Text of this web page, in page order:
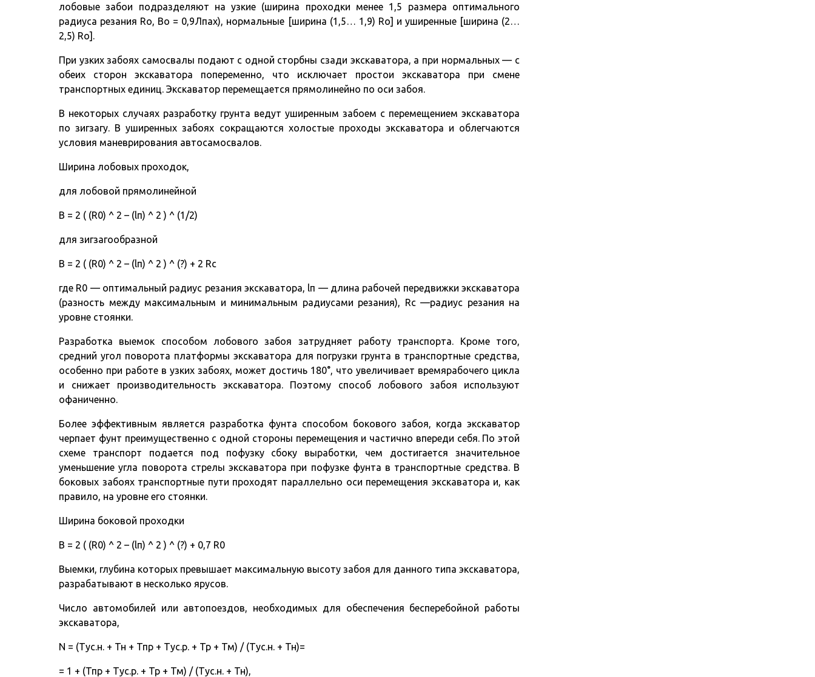
лобовые забои подразделяют на узкие (ширина проходки менее 1,5 размера оптимального
радиуса резания Ro, Во = 0,9Лпах), нормальные [ширина (1,5… 1,9) Ro] и уширенные [ширина (2…
2,5) Rо].
При узких забоях самосвалы подают с одной сторбны сзади экскаватора, а при нормальных — с
обеих сторон экскаватора попеременно, что исключает простои экскаватора при смене
транспортных единиц. Экскаватор перемещается прямолинейно по оси забоя.
В некоторых случаях разработку грунта ведут уширенным забоем с перемещением экскаватора
по зигзагу. В уширенных забоях сокращаются холостые проходы экскаватора и облегчаются
условия маневрирования автосамосвалов.
Ширина лобовых проходок,
для лобовой прямолинейной
B = 2 ( (R0) ^ 2 – (lп) ^ 2 ) ^ (1/2)
для зигзагообразной
B = 2 ( (R0) ^ 2 – (lп) ^ 2 ) ^ (?) + 2 Rc
где R0 — оптимальный радиус резания экскаватора, lп — длина рабочей передвижки экскаватора
(разность между максимальным и минимальным радиусами резания), Rс —радиус резания на
уровне стоянки.
Разработка выемок способом лобового забоя затрудняет работу транспорта. Кроме того,
средний угол поворота платформы экскаватора для погрузки грунта в транспортные средства,
особенно при работе в узких забоях, может достичь 180°, что увеличивает времярабочего цикла
и снижает производительность экскаватора. Поэтому способ лобового забоя используют
офаниченно.
Более эффективным является разработка фунта способом бокового забоя, когда экскаватор
черпает фунт преимущественно с одной стороны перемещения и частично впереди себя. По этой
схеме транспорт подается под пофузку сбоку выработки, чем достигается значительное
уменьшение угла поворота стрелы экскаватора при пофузке фунта в транспортные средства. В
боковых забоях транспортные пути проходят параллельно оси перемещения экскаватора и, как
правило, на уровне его стоянки.
Ширина боковой проходки
B = 2 ( (R0) ^ 2 – (lп) ^ 2 ) ^ (?) + 0,7 R0
Выемки, глубина которых превышает максимальную высоту забоя для данного типа экскаватора,
разрабатывают в несколько ярусов.
Число автомобилей или автопоездов, необходимых для обеспечения бесперебойной работы
экскаватора,
N = (Тус.н. + Тн + Тпр + Тус.р. + Тр + Тм) / (Тус.н. + Тн)=
= 1 + (Тпр + Тус.р. + Тр + Тм) / (Тус.н. + Тн),